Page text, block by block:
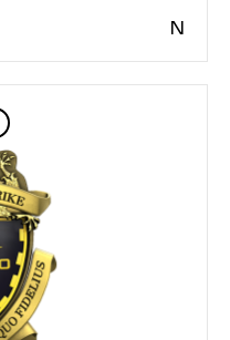
N